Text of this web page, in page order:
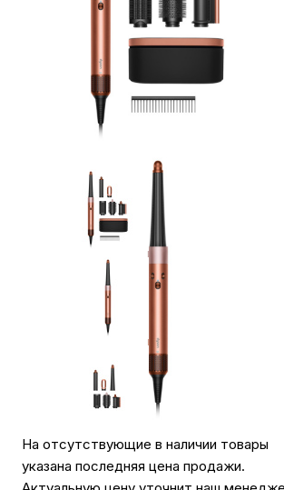
Для домашних
Умный дом и
Автомобильные
Сервисный центр Apple
Подарочные
На отсутствующие в наличии товары
указана последняя цена продажи.